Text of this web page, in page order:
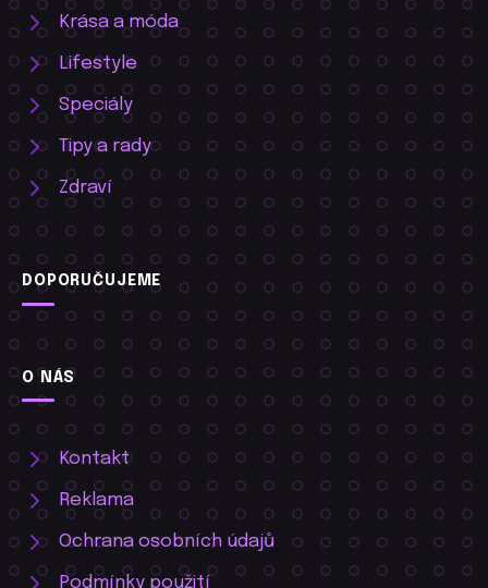
Krása a móda
Lifestyle
Speciály
Tipy a rady
Zdraví
DOPORUČUJEME
O NÁS
Kontakt
Reklama
Ochrana osobních údajů
Podmínky použití